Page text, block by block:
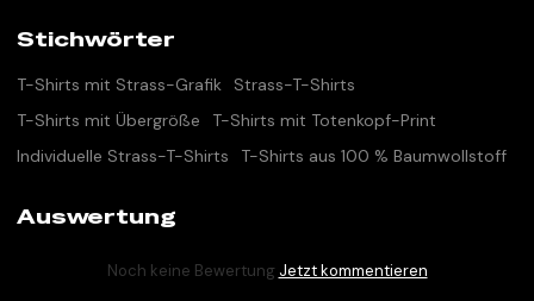
Stichwörter
T-Shirts mit Strass-Grafik
Strass-T-Shirts
T-Shirts mit Übergröße
T-Shirts mit Totenkopf-Print
Individuelle Strass-T-Shirts
T-Shirts aus 100 % Baumwollstoff
Auswertung
Noch keine Bewertung Jetzt kommentieren